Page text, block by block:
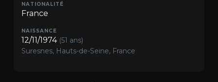
NATIONALITÉ
France
NAISSANCE
12/11/1974 (51 ans)
Suresnes, Hauts-de-Seine, France